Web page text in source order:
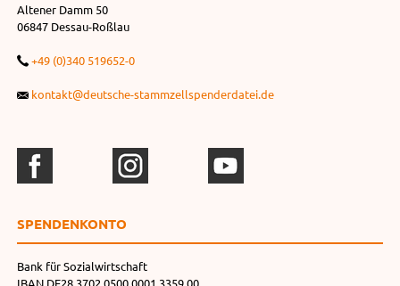
Altener Damm 50
06847 Dessau-Roßlau
+49 (0)340 519652-0
kontakt@deutsche-stammzellspenderdatei.de
SPENDEN­KONTO
Bank für Sozialwirtschaft
IBAN DE28 3702 0500 0001 3359 00